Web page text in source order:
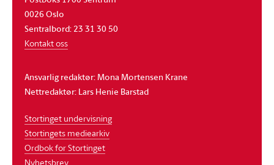
0026 Oslo
Sentralbord: 23 31 30 50
Kontakt oss
Ansvarlig redaktør: Mona Mortensen Krane
Nettredaktør: Lars Henie Barstad
Stortinget undervisning
Stortingets mediearkiv
Ordbok for Stortinget
Nyhetsbrev